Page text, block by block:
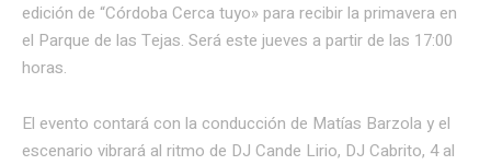
edición de “Córdoba Cerca tuyo» para recibir la primavera en
el Parque de las Tejas. Será este jueves a partir de las 17:00
horas.
El evento contará con la conducción de Matías Barzola y el
escenario vibrará al ritmo de DJ Cande Lirio, DJ Cabrito, 4 al